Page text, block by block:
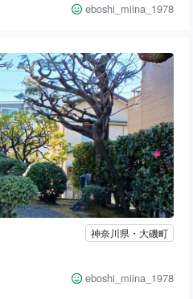
eboshi_miina_1978
神奈川県・大磯町
eboshi_miina_1978